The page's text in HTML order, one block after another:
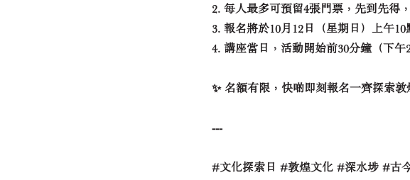
2. 每人最多可預留4張門票，先到先得
3. 報名將於10月12日（星期日）上午
4. 講座當日，活動開始前30分鐘（下
✨ 名額有限，快啲即刻報名一齊探索敦
---
#文化探索日 #敦煌文化 #深水埗 #古